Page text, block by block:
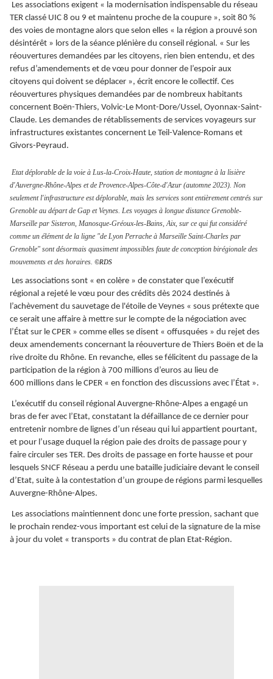
Les associations exigent « la modernisation indispensable du réseau
TER classé UIC 8 ou 9 et maintenu proche de la coupure », soit 80 %
des voies de montagne alors que selon elles « la région a prouvé son
désintérêt » lors de la séance plénière du conseil régional. « Sur les
réouvertures demandées par les citoyens, rien bien entendu, et des
refus d’amendements et de vœu pour donner de l’espoir aux
citoyens qui doivent se déplacer », écrit encore le collectif. Ces
réouvertures physiques demandées par de nombreux habitants
concernent Boën-Thiers, Volvic-Le Mont-Dore/Ussel, Oyonnax-Saint-
Claude. Les demandes de rétablissements de services voyageurs sur
infrastructures existantes concernent Le Teil-Valence-Romans et
Givors-Peyraud.
Etat déplorable de la voie à Lus-la-Croix-Haute, station de montagne à la lisière
d'Auvergne-Rhône-Alpes et de Provence-Alpes-Côte-d'Azur (automne 2023). Non
seulement l'infrastructure est déplorable, mais les services sont entièrement centrés sur
Grenoble au départ de Gap et Veynes. Les voyages à longue distance Grenoble-
Marseille par Sisteron, Manosque-Gréoux-les-Bains, Aix, sur ce qui fut considéré
comme un élément de la ligne "de Lyon Perrache à Marseille Saint-Charles par
Grenoble" sont désormais quasiment impossibles faute de conception birégionale des
mouvements et des horaires. ©RDS
Les associations sont « en colère » de constater que l’exécutif
régional a rejeté le vœu pour des crédits dès 2024 destinés à
l’achèvement du sauvetage de l'étoile de Veynes « sous prétexte que
ce serait une affaire à mettre sur le compte de la négociation avec
l’État sur le CPER » comme elles se disent « offusquées » du rejet des
deux amendements concernant la réouverture de Thiers Boën et de la
rive droite du Rhône. En revanche, elles se félicitent du passage de la
participation de la région à 700 millions d’euros au lieu de
600 millions dans le CPER « en fonction des discussions avec l’État ».
L’exécutif du conseil régional Auvergne-Rhône-Alpes a engagé un
bras de fer avec l’Etat, constatant la défaillance de ce dernier pour
entretenir nombre de lignes d’un réseau qui lui appartient pourtant,
et pour l’usage duquel la région paie des droits de passage pour y
faire circuler ses TER. Des droits de passage en forte hausse et pour
lesquels SNCF Réseau a perdu une bataille judiciaire devant le conseil
d’Etat, suite à la contestation d’un groupe de régions parmi lesquelles
Auvergne-Rhône-Alpes.
Les associations maintiennent donc une forte pression, sachant que
le prochain rendez-vous important est celui de la signature de la mise
à jour du volet « transports » du contrat de plan Etat-Région.